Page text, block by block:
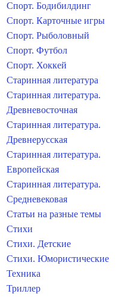
Спорт. Бодибилдинг
Спорт. Карточные игры
Спорт. Рыболовный
Спорт. Футбол
Спорт. Хоккей
Старинная литература
Старинная литература.
Древневосточная
Старинная литература.
Древнерусская
Старинная литература.
Европейская
Старинная литература.
Средневековая
Статьи на разные темы
Стихи
Стихи. Детские
Стихи. Юмористические
Техника
Триллер